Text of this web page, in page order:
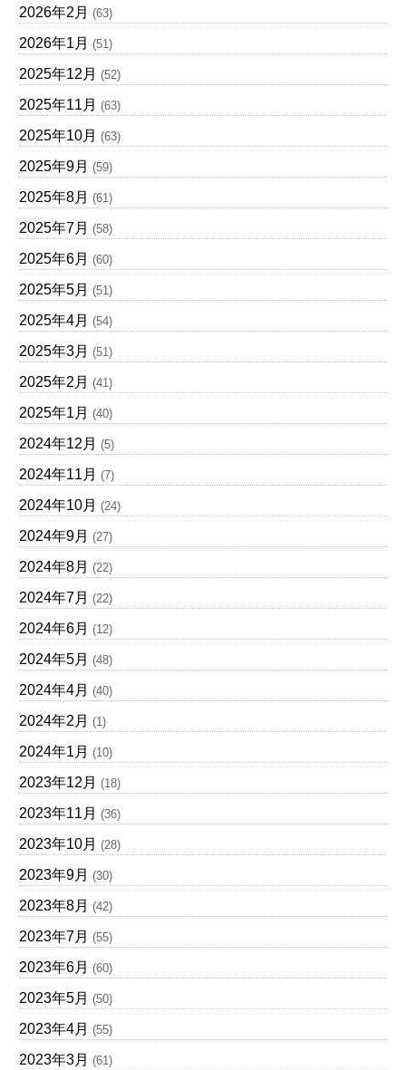
2026年2月 (63)
2026年1月 (51)
2025年12月 (52)
2025年11月 (63)
2025年10月 (63)
2025年9月 (59)
2025年8月 (61)
2025年7月 (58)
2025年6月 (60)
2025年5月 (51)
2025年4月 (54)
2025年3月 (51)
2025年2月 (41)
2025年1月 (40)
2024年12月 (5)
2024年11月 (7)
2024年10月 (24)
2024年9月 (27)
2024年8月 (22)
2024年7月 (22)
2024年6月 (12)
2024年5月 (48)
2024年4月 (40)
2024年2月 (1)
2024年1月 (10)
2023年12月 (18)
2023年11月 (36)
2023年10月 (28)
2023年9月 (30)
2023年8月 (42)
2023年7月 (55)
2023年6月 (60)
2023年5月 (50)
2023年4月 (55)
2023年3月 (61)